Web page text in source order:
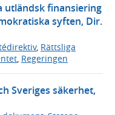
utländsk finansiering
syften, Dir.
, Rättsliga
, Regeringen
Sveriges säkerhet,